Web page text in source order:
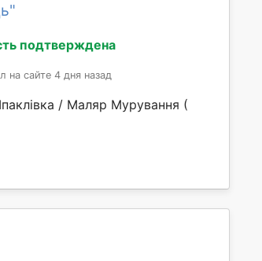
подтверждена
на сайте 4 дня назад
/ Маляр Мурування (